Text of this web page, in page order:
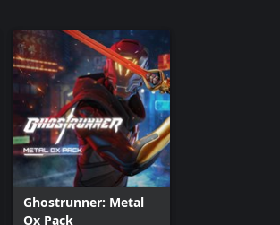
Ghostrunner: Metal
Ox Pack